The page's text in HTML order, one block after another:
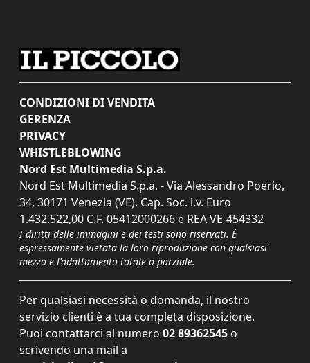
CONDIZIONI DI VENDITA
GERENZA
PRIVACY
WHISTLEBLOWING
Nord Est Multimedia S.p.a.
Nord Est Multimedia S.p.a. - Via Alessandro Poerio,
34, 30171 Venezia (VE). Cap. Soc. i.v. Euro
1.432.522,00 C.F. 05412000266 e REA VE-454332
I diritti delle immagini e dei testi sono riservati. È
espressamente vietata la loro riproduzione con qualsiasi
mezzo e l'adattamento totale o parziale.
Per qualsiasi necessità o domanda, il nostro
servizio clienti è a tua completa disposizione.
Puoi contattarci al numero 02 89362545 o
scrivendo una mail a